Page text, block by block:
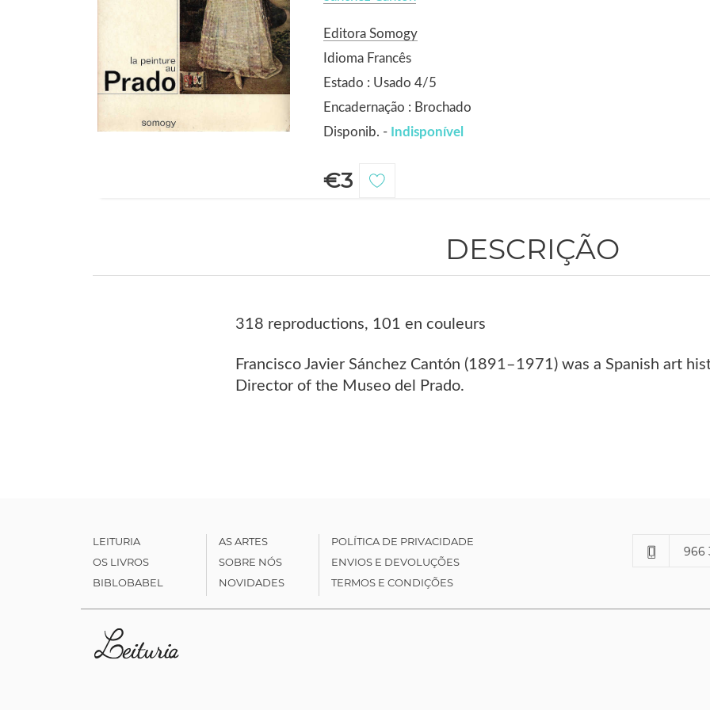
Editora Somogy
Idioma Francês
Estado : Usado 4/5
Encadernação : Brochado
Disponib. - Indisponível
€3
DESCRIÇÃO
318 reproductions, 101 en couleurs
Francisco Javier Sánchez Cantón (1891–1971) was a Spanish art
Director of the Museo del Prado.
LEITURIA
OS LIVROS
BIBLOBABEL
AS ARTES
SOBRE NÓS
NOVIDADES
POLÍTICA DE PRIVACIDADE
ENVIOS E DEVOLUÇÕES
TERMOS E CONDIÇÕES
966